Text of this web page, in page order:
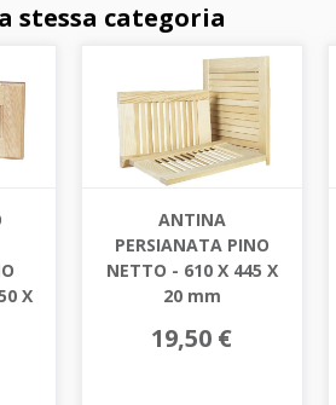
stessa categoria
X
ANTINA
PERSIANATA PINO
NETTO - 610 X 445 X
20 mm
19,50 €